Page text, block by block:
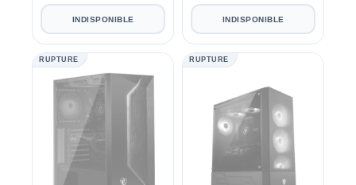
INDISPONIBLE INDISPONIBLE
RUPTURE RUPTURE